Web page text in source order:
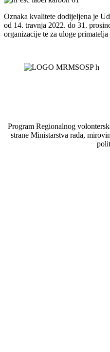
Oznaka kvalitete dodijeljena je
od 14. travnja 2022. do 31.
organizacije te za uloge
Program Regionalnog
strane Ministarstva rada,